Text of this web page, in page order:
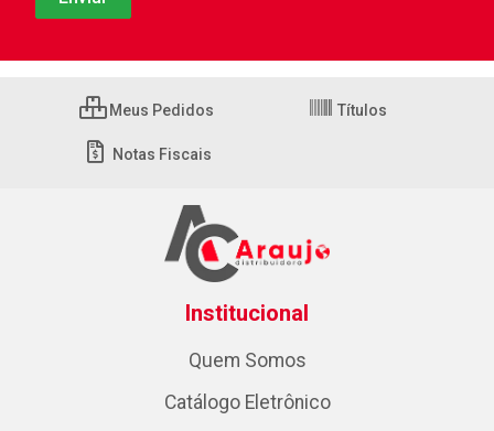
Meus Pedidos Títulos
Notas Fiscais
Institucional
Quem Somos
Catálogo Eletrônico